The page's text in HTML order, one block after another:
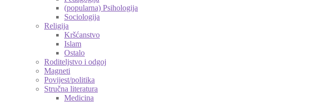
(popularna) Psihologija
Sociologija
Religija
Kršćanstvo
Islam
Ostalo
Roditeljstvo i odgoj
Magneti
Povijest/politika
Stručna literatura
Medicina